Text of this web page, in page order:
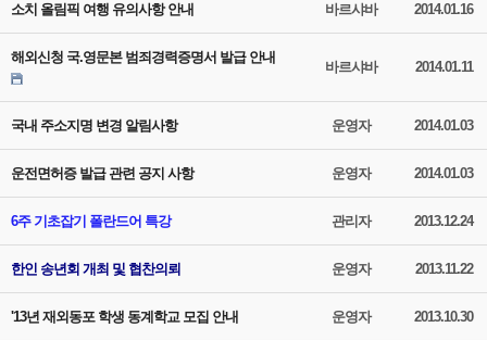
소치 올림픽 여행 유의사항 안내 바르샤바 2014.01.16
해외신청 국.영문본 범죄경력증명서 발급 안내
바르샤바 2014.01.11
국내 주소지명 변경 알림사항 운영자 2014.01.03
운전면허증 발급 관련 공지 사항 운영자 2014.01.03
6주 기초잡기 폴란드어 특강 관리자 2013.12.24
한인 송년회 개최 및 협찬의뢰 운영자 2013.11.22
'13년 재외동포 학생 동계학교 모집 안내 운영자 2013.10.30